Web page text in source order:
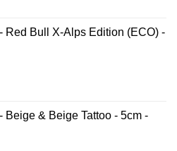
Red Bull X-Alps Edition (ECO) -
Beige & Beige Tattoo - 5cm -